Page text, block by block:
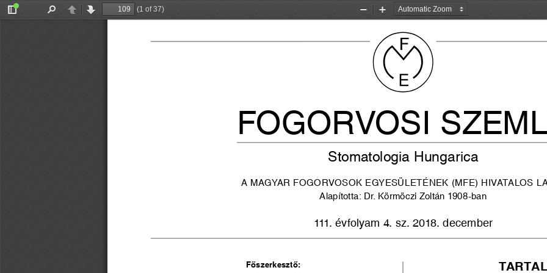
Toggle
PreviousNext
(1 of 37)
Zoom
Zoom
Főszerkesztő:
FOGORVOSI
Stomatologia Hungarica
A MAGYAR FOGORVOSOK EGYESÜLETÉNEK (MFE) HIVATALOS
Alapította: Dr. Körmöczi Zoltán 1908-ban
111. évfolyam 4. sz. 2018. december